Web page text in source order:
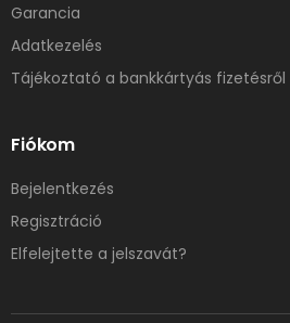
Garancia
Adatkezelés
Tájékoztató a bankkártyás fizetésről
Fiókom
Bejelentkezés
Regisztráció
Elfelejtette a jelszavát?